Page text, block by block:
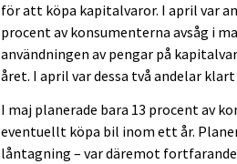
för att köpa kapitalvaror. I april var
procent av konsumenterna avsåg i
användningen av pengar på
året. I april var dessa två andelar
I maj planerade bara 13 procent av
eventuellt köpa bil inom ett år.
låntagning – var däremot fortfarande